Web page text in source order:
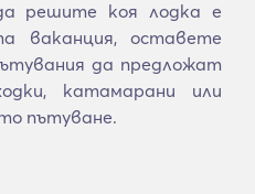
решите коя лодка е
ваканция, оставете
да предложат
катамарани или
пътуване.